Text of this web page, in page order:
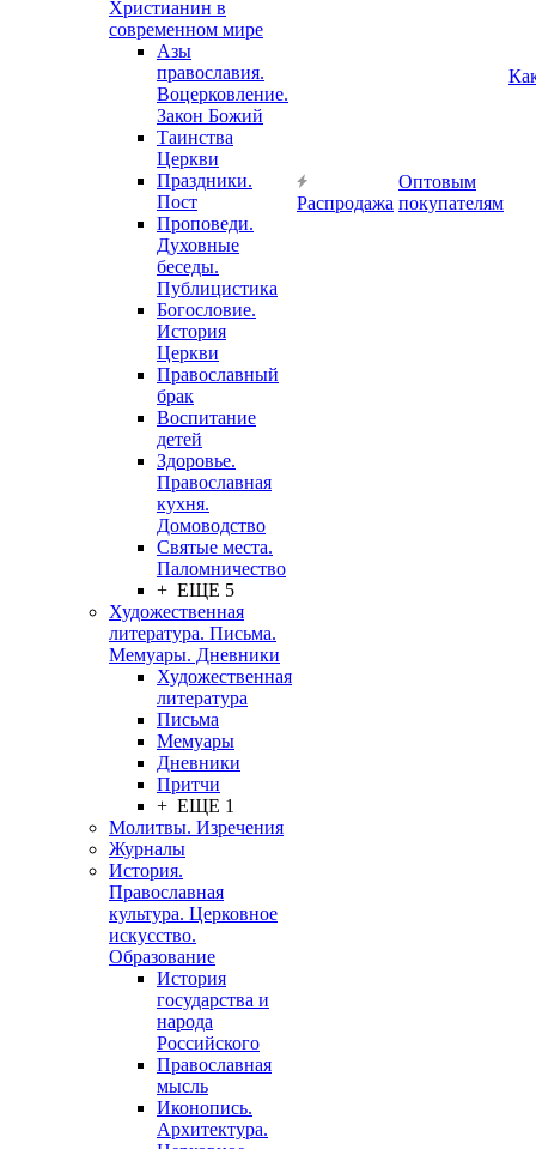
Христианин в
современном мире
Азы
православия.
Воцерковление.
Закон Божий
Таинства
Церкви
Праздники.
Пост
Проповеди.
Духовные
беседы.
Публицистика
Богословие.
История
Церкви
Православный
брак
Воспитание
детей
Здоровье.
Православная
кухня.
Домоводство
Святые места.
Паломничество
+ ЕЩЕ 5
Художественная
литература. Письма.
Мемуары. Дневники
Художественная
литература
Письма
Мемуары
Дневники
Притчи
+ ЕЩЕ 1
Молитвы. Изречения
Журналы
История.
Православная
культура. Церковное
искусство.
Образование
История
государства и
народа
Российского
Православная
мысль
Иконопись.
Архитектура.
Распродажа
Оптовым
покупателям